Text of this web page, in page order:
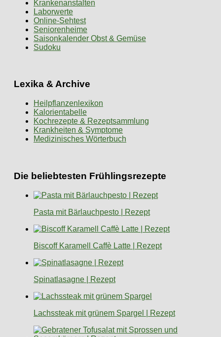
Krankenanstalten
Laborwerte
Online-Sehtest
Seniorenheime
Saisonkalender Obst & Gemüse
Sudoku
Lexika & Archive
Heilpflanzenlexikon
Kalorientabelle
Kochrezepte & Rezeptsammlung
Krankheiten & Symptome
Medizinisches Wörterbuch
Die beliebtesten Frühlingsrezepte
Pasta mit Bärlauchpesto | Rezept
Biscoff Karamell Caffè Latte | Rezept
Spinatlasagne | Rezept
Lachssteak mit grünem Spargel | Rezept